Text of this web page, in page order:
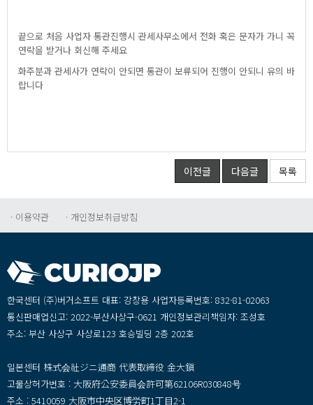
끝으로처음사업자통관진행시관세사무소에서전화혹은문자가가니꼭
연락을받거나회신해주세요
화주분과관세사가연락이안되면통관이보류되어진행이안되니유의바
랍니다
이전글 다음글 목록
·이용약관 ·개인정보취급방침
한국센터(주)버거소프트대표:강창용사업자등록번호:832-81-02063
통신판매업신고:2022-부산사상구-0621개인정보관리책임자:조성호
주소:부산사상구사상로123호승빌딩2층202호
일본센터株式会社ジニ通商代表取締役金大鎭
고물상허가번호:大阪府公安委員会許可第62106R030848号
주소:5410059大阪市中央区博労町1丁目2-1